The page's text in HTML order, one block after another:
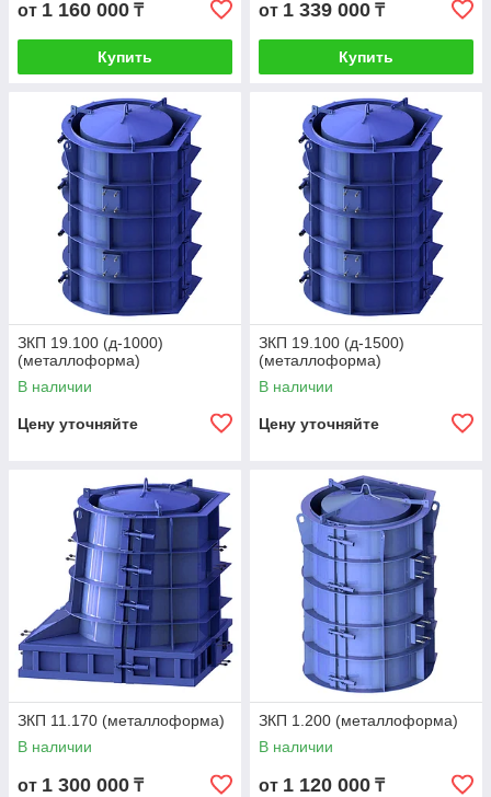
от 1 160 000 ₸
Купить
от 1 339 000 ₸
Купить
ЗКП 19.100 (д-1000)
(металлоформа)
В наличии
Цену уточняйте
ЗКП 19.100 (д-1500)
(металлоформа)
В наличии
Цену уточняйте
ЗКП 11.170 (металлоформа)
В наличии
от 1 300 000 ₸
ЗКП 1.200 (металлоформа)
В наличии
от 1 120 000 ₸